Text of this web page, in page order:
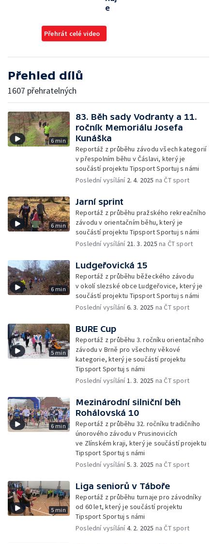
e
Přehrát celé video
Přehled dílů
1607 přehratelných
6 min
83. Běh sady Vodranty a 11.
ročník Memoriálu Josefa
Kunáška
Reportáž z průběhu závodu všech kategorií
v přespolním běhu v Čáslavi, který je
součástí projektu Tipsport Sportuj s námi
Poslední vysílání 2. 4. 2025 na ČT sport
6 min
Jarní sprint
Reportáž z průběhu pražského rekreačního
závodu v orientačním běhu, který je
součástí projektu Tipsport Sportuj s námi
Poslední vysílání 21. 3. 2025 na ČT sport
6 min
Ludgeřovická 15
Reportáž z průběhu běžeckého závodu
v okolí slezské obce Ludgeřovice, který je
součástí projektu Tipsport Sportuj s námi
Poslední vysílání6. 3. 2025 na ČT sport
5 min
BURE Cup
Reportáž z průběhu 3. ročníku orientačního
závodu v Brně pro všechny věkové
kategorie, který je součástí projektu
Tipsport Sportuj s námi
Poslední vysílání1. 3. 2025 na ČT sport
6 min
Mezinárodní silniční běh
Rohálovská 10
Reportáž z průběhu 32. ročníku tradičního
únorového závodu v Prusinovicích
ve Zlínském kraji, který je součástí projektu
Tipsport Sportuj s námi
Poslední vysílání5. 3. 2025 na ČT sport
5 min
Liga seniorů v Táboře
Reportáž z průběhu turnaje pro závodníky
od 60 let, který je součástí projektu
Tipsport Sportuj s námi
Poslední vysílání4. 2. 2025 na ČT sport